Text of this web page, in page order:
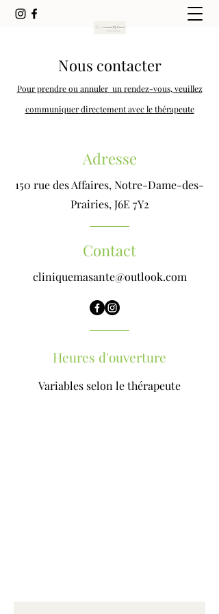
Nous contacter
Pour prendre ou annuler un rendez-vous, veuillez
communiquer directement avec le thérapeute
Adresse
150 rue des Affaires, Notre-Dame-des-
Prairies, J6E 7Y2
Contact
cliniquemasante@outlook.com
Heures d'ouverture
Variables selon le thérapeute